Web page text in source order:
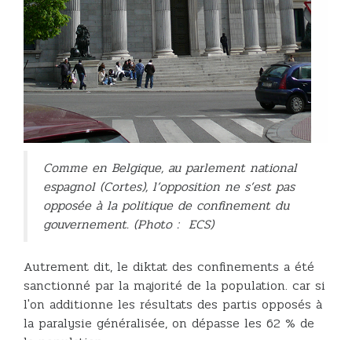
Comme en Belgique, au parlement national
espagnol (Cortes), l’opposition ne s’est pas
opposée à la politique de confinement du
gouvernement. (Photo : ECS)
Autrement dit, le diktat des confinements a été
sanctionné par la majorité de la population. car si
l'on additionne les résultats des partis opposés à
la paralysie généralisée, on dépasse les 62 % de